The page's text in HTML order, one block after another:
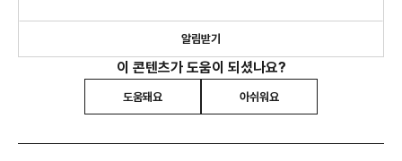
알림받기
이 콘텐츠가 도움이 되셨나요?
도움돼요 아쉬워요